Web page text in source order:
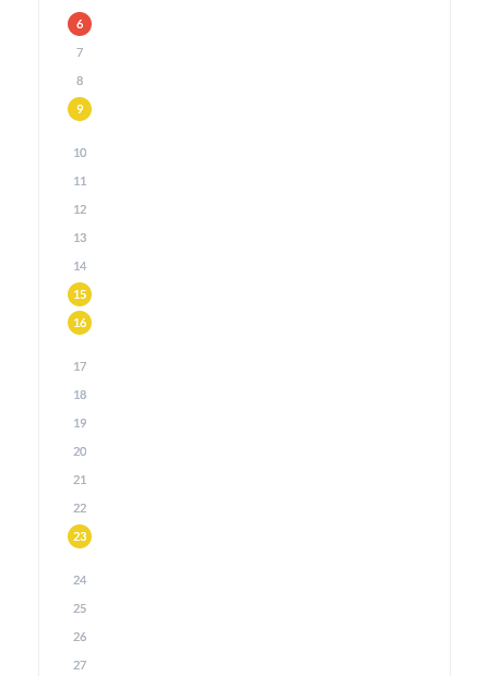
6
7
8
9
10
11
12
13
14
15
16
17
18
19
20
21
22
23
24
25
26
27